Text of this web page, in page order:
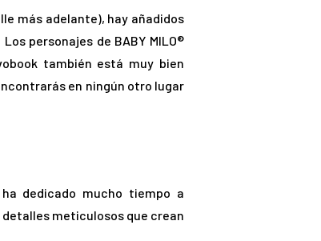
más adelante), hay añadidos
personajes de BABY MILO®
también está muy bien
en ningún otro lugar
dedicado mucho tiempo a
meticulosos que crean